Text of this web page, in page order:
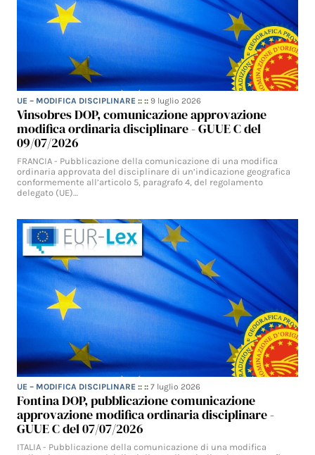
UE – MODIFICA DISCIPLINARE :: ::9 luglio 2026
Vinsobres DOP, comunicazione approvazione
modifica ordinaria disciplinare - GUUE C del
09/07/2026
FRANCIA - Pubblicazione della comunicazione di una modifica
ordinaria approvata del disciplinare di un’indicazione geografica
conformemente all’articolo 5, paragrafo 4, del regolamento
delegato (UE)…
UE – MODIFICA DISCIPLINARE :: ::7 luglio 2026
Fontina DOP, pubblicazione comunicazione
approvazione modifica ordinaria disciplinare -
GUUE C del 07/07/2026
ITALIA - Pubblicazione della comunicazione di una modifica